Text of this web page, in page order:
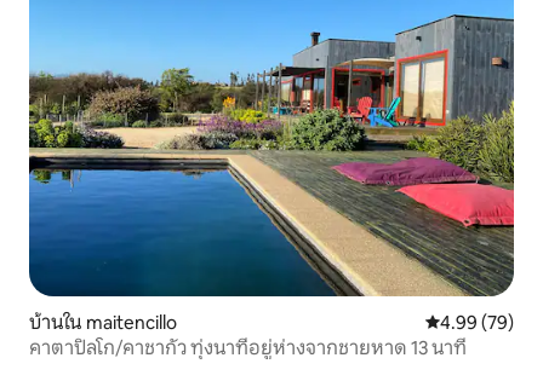
บ้านใน maitencillo คะแนนเฉลี่ย
4.99 (79)
คาตาปิลโก/คาชากัว ทุ่งนาที่อยู่ห่างจากชายหาด 13 นาที